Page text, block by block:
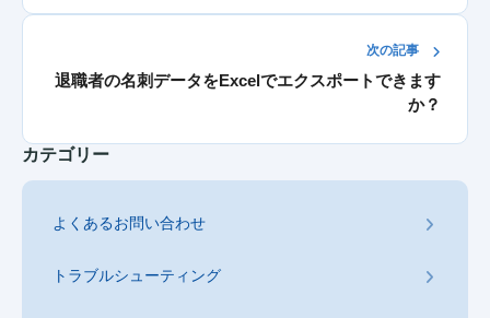
カテゴリー
よくあるお問い合わせ
トラブルシューティング
次の記事
退職者の名刺データをExcelでエクスポートできます
か？